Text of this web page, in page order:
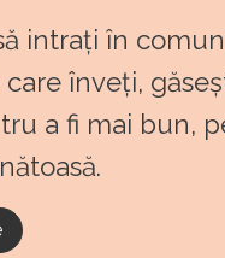
intrați în
înveți,
a fi mai bun,